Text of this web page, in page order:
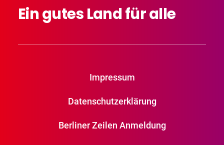
EingutesLandfüralle
Impressum
Datenschutzerklärung
Berliner Zeilen Anmeldung